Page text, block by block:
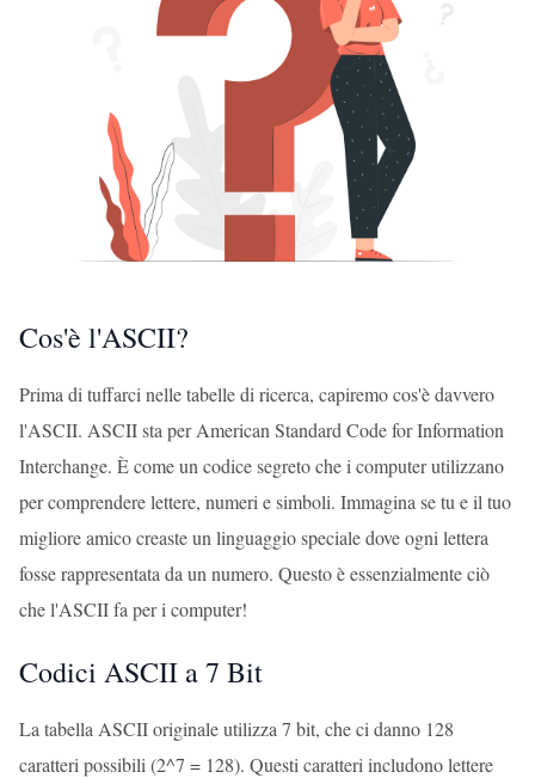
Cos'è l'ASCII?
Prima di tuffarci nelle tabelle di ricerca, capiremo cos'è davvero
l'ASCII. ASCII sta per American Standard Code for Information
Interchange. È come un codice segreto che i computer utilizzano
per comprendere lettere, numeri e simboli. Immagina se tu e il tuo
migliore amico creaste un linguaggio speciale dove ogni lettera
fosse rappresentata da un numero. Questo è essenzialmente ciò
che l'ASCII fa per i computer!
Codici ASCII a 7 Bit
La tabella ASCII originale utilizza 7 bit, che ci danno 128
caratteri possibili (2^7 = 128). Questi caratteri includono lettere